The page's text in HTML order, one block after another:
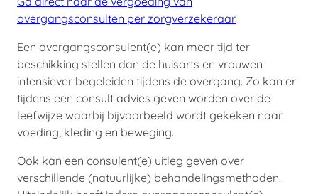
overgangsconsulten per zorgverzekeraar
Een overgangsconsulent(e) kan meer tijd ter
beschikking stellen dan de huisarts en vrouwen
intensiever begeleiden tijdens de overgang. Zo kan er
tijdens een consult advies geven worden over de
leefwijze waarbij bijvoorbeeld wordt gekeken naar
voeding, kleding en beweging.
Ook kan een consulent(e) uitleg geven over
verschillende (natuurlijke) behandelingsmethoden.